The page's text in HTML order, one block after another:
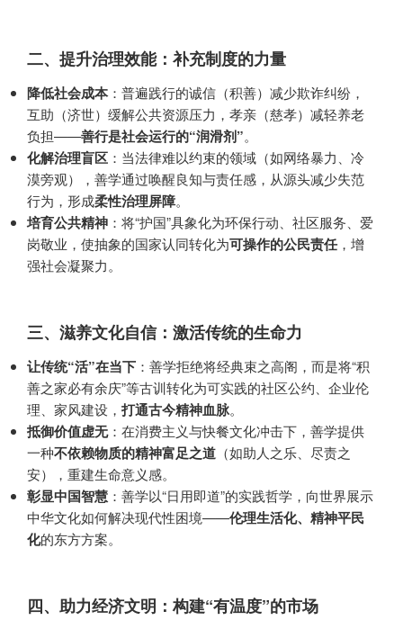
二、提升治理效能：补充制度的力量
降低社会成本：普遍践行的诚信（积善）减少欺诈纠纷，
互助（济世）缓解公共资源压力，孝亲（慈孝）减轻养老
负担——善行是社会运行的“润滑剂”。
化解治理盲区 ：当法律难以约束的领域（如网络暴力、冷
漠旁观），善学通过唤醒良知与责任感，从源头减少失范
行为，形成柔性治理屏障。
培育公共精神 ：将“护国”具象化为环保行动、社区服务、爱
岗敬业，使抽象的国家认同转化为可操作的公民责任，增
强社会凝聚力。
三、滋养文化自信：激活传统的生命力
让传统“活”在当下 ：善学拒绝将经典束之高阁，而是将“积
善之家必有余庆”等古训转化为可实践的社区公约、企业伦
理、家风建设， 打通古今精神血脉。
抵御价值虚无：在消费主义与快餐文化冲击下，善学提供
一种不依赖物质的精神富足之道 （如助人之乐、尽责之
安），重建生命意义感。
彰显中国智慧 ：善学以“日用即道”的实践哲学，向世界展示
中华文化如何解决现代性困境——伦理生活化、精神平民
化的东方方案。
四、助力经济文明：构建“有温度”的市场